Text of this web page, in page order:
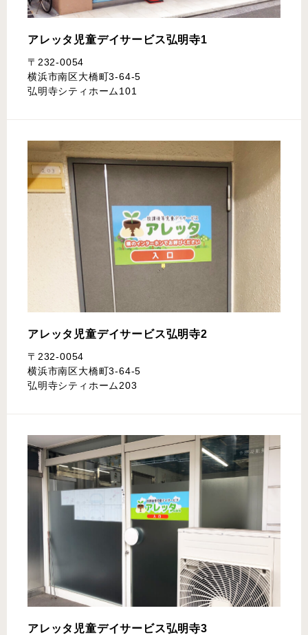
アレッタ児童デイサービス弘明寺1
〒232-0054
横浜市南区大橋町3-64-5
弘明寺シティホーム101
アレッタ児童デイサービス弘明寺2
〒232-0054
横浜市南区大橋町3-64-5
弘明寺シティホーム203
アレッタ児童デイサービス弘明寺3